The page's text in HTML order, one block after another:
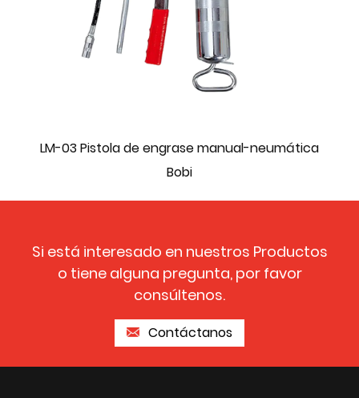
LM-03 Pistola de engrase manual-neumática
Bobi
Si está interesado en nuestros Productos
o tiene alguna pregunta, por favor
consúltenos.
Contáctanos